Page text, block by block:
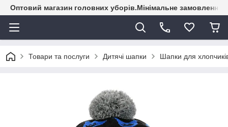
Оптовий магазин головних уборів.Мінімальне замовлення
Товари та послуги Дитячі шапки Шапки для